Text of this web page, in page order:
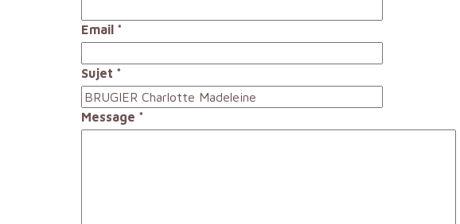
Email *
Sujet *
Message *